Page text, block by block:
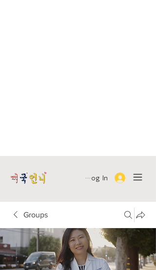
Log In
Groups